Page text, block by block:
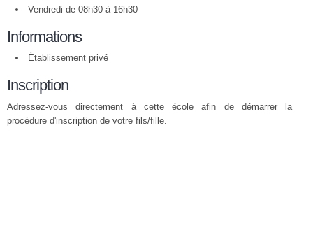
Vendredi de 08h30 à 16h30
Informations
Établissement privé
Inscription
Adressez-vous directement à cette école afin de démarrer la
procédure d'inscription de votre fils/fille.